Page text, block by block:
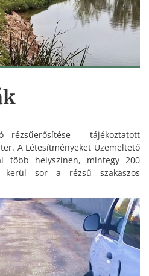
rézsűerősítése – tájékoztatott
A Létesítményeket Üzemeltető
több helyszínen, mintegy 200
kerül sor a rézsű szakaszos